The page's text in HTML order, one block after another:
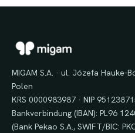
MIGAM S.A. · ul. Józefa Hauke-
Polen
KRS 0000983987 · NIP
Bankverbindung (IBAN): PL96
(Bank Pekao S.A., SWIFT/BIC: